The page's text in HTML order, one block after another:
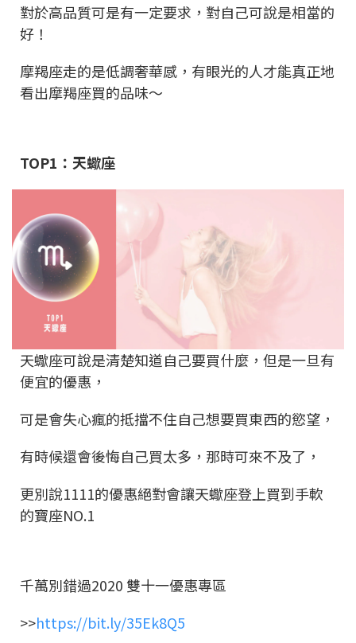
對於高品質可是有一定要求，對自己可說是相當的
好！
摩羯座走的是低調奢華感，有眼光的人才能真正地
看出摩羯座買的品味～
TOP1：天蠍座
天蠍座可說是清楚知道自己要買什麼，但是一旦有
便宜的優惠，
可是會失心瘋的抵擋不住自己想要買東西的慾望，
有時候還會後悔自己買太多，那時可來不及了，
更別說1111的優惠絕對會讓天蠍座登上買到手軟
的寶座NO.1
千萬別錯過2020 雙十一優惠專區
>>https://bit.ly/35Ek8Q5